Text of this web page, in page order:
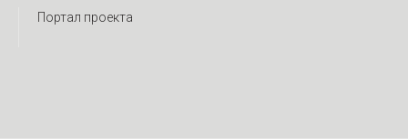
Портал проекта